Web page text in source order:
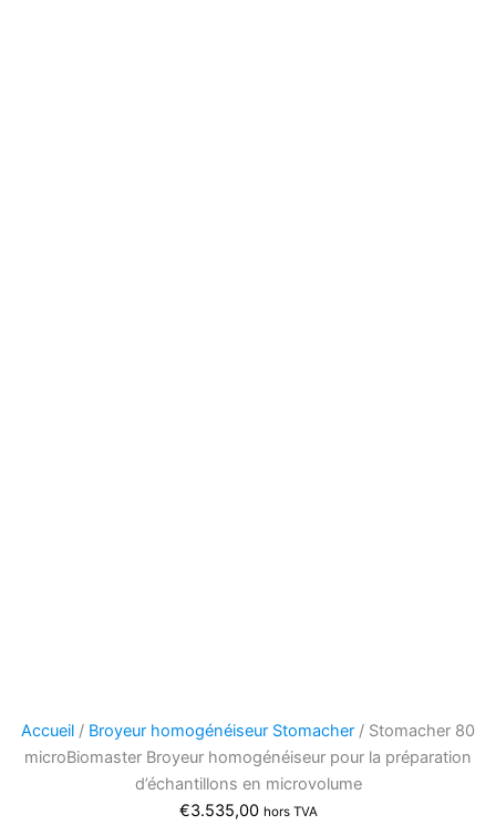
Accueil / Broyeur homogénéiseur Stomacher / Stomacher 80
microBiomaster Broyeur homogénéiseur pour la préparation
d’échantillons en microvolume
€3.535,00 hors TVA